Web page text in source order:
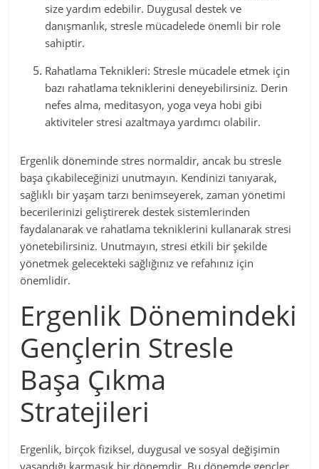
size yardım edebilir. Duygusal destek ve
danışmanlık, stresle mücadelede önemli bir role
sahiptir.
Rahatlama Teknikleri: Stresle mücadele etmek için
bazı rahatlama tekniklerini deneyebilirsiniz. Derin
nefes alma, meditasyon, yoga veya hobi gibi
aktiviteler stresi azaltmaya yardımcı olabilir.
Ergenlik döneminde stres normaldir, ancak bu stresle
başa çıkabileceğinizi unutmayın. Kendinizi tanıyarak,
sağlıklı bir yaşam tarzı benimseyerek, zaman yönetimi
becerilerinizi geliştirerek destek sistemlerinden
faydalanarak ve rahatlama tekniklerini kullanarak stresi
yönetebilirsiniz. Unutmayın, stresi etkili bir şekilde
yönetmek gelecekteki sağlığınız ve refahınız için
önemlidir.
Ergenlik Dönemindeki
Gençlerin Stresle
Başa Çıkma
Stratejileri
Ergenlik, birçok fiziksel, duygusal ve sosyal değişimin
yaşandığı karmaşık bir dönemdir. Bu dönemde gençler,